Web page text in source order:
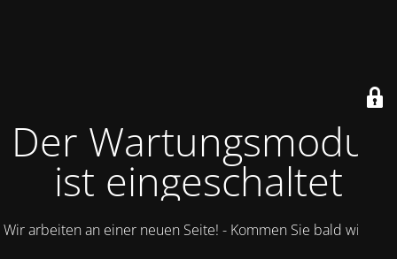
Der Wartungsmodus
ist eingeschaltet
Wir arbeiten an einer neuen Seite! - Kommen Sie bald wieder.